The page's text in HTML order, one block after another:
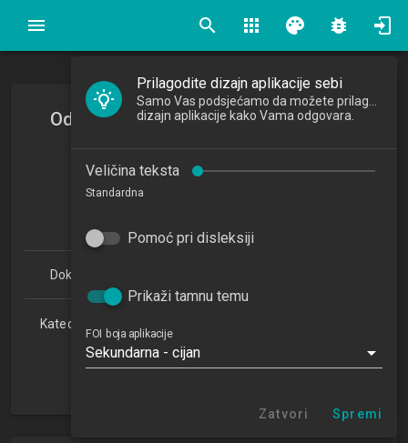
search apps palette bug_report
Odabrana poglavlja logike konflikata
Selected Topics in Logic of Conflict
2016/2017
Doktorski studij Informacijske znanosti 1.1 (PDDSIZ)
Katedra za teorijske i primijenjene osnove informacijskih
znanosti
NN
Prilagodite dizajn aplikacije sebi
dizajn aplikacije kako Vama odgovara.
Veličina teksta
Standardna
Pomoć pri disleksiji
Prikaži tamnu temu
FOI boja aplikacije
Sekundarna - cijan
Zatvori Spremi